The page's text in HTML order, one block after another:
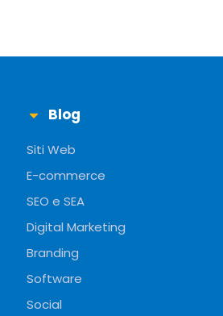
Blog
Siti Web
E-commerce
SEO e SEA
Digital Marketing
Branding
Software
Social